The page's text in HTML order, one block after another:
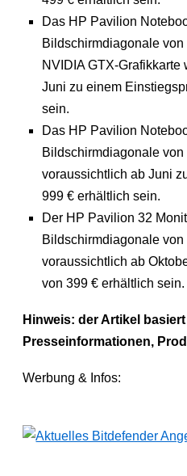
Das HP Pavilion
Bildschirmdiagonale
NVIDIA GTX-
Juni zu einem
sein.
Das HP Pavilion
Bildschirmdiagonale von
voraussichtlich ab Juni
999 € erhältlich sein.
Der HP Pavilion 32
Bildschirmdiagonale von
voraussichtlich ab
von 399 € erhältlich sein.
Hinweis: der Artikel
Presseinformationen,
Werbung & Infos: